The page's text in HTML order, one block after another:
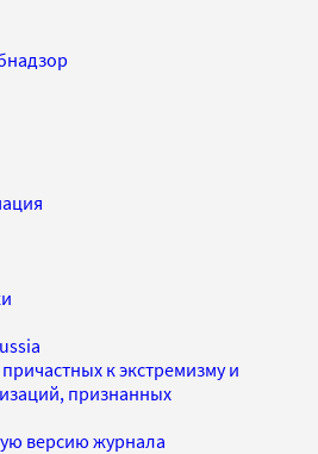
к экстремизму и
признанных
версию журнала